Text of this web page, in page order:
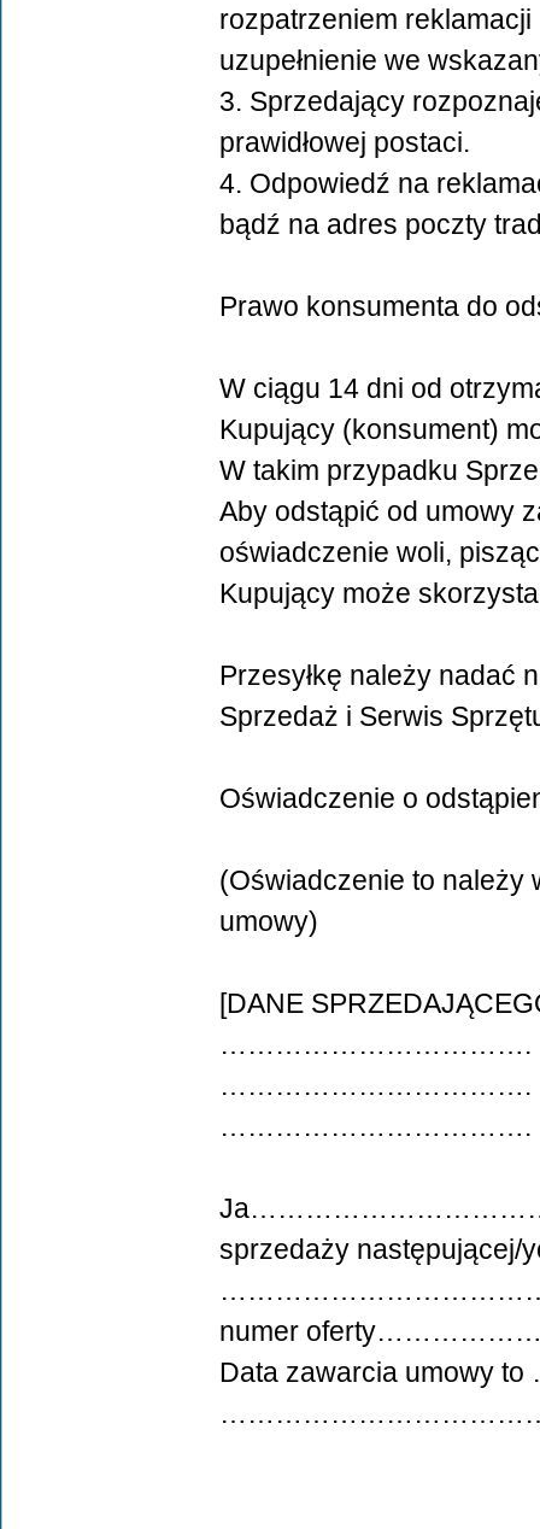
rozpatrzeniem
uzupełnienie we
3. Sprzedający
prawidłowej postaci.
4. Odpowiedź na
bądź na adres poczty
Prawo konsumenta do
W ciągu 14 dni od
Kupujący (konsument)
W takim przypadku
Aby odstąpić od umowy
oświadczenie woli,
Kupujący może
Przesyłkę należy nadać
Sprzedaż i Serwis
Oświadczenie o
(Oświadczenie to należy
umowy)
[DANE
…………………………….
…………………………….
…………………………….
sprzedaży
numer
Data zawarcia